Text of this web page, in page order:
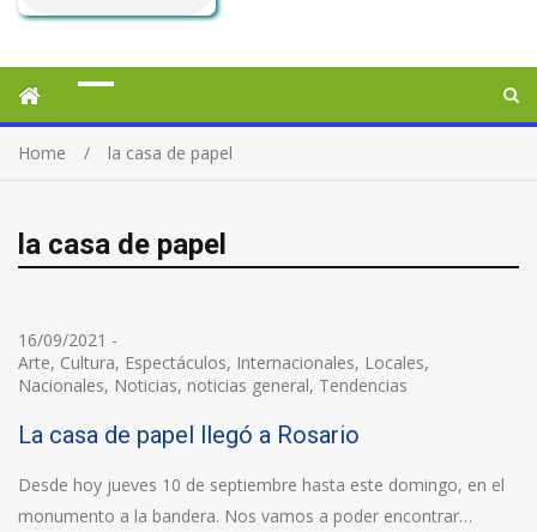
Home la casa de papel
la casa de papel
16/09/2021 -
Arte, Cultura, Espectáculos, Internacionales, Locales,
Nacionales, Noticias, noticias general, Tendencias
La casa de papel llegó a Rosario
Desde hoy jueves 10 de septiembre hasta este domingo, en el
monumento a la bandera. Nos vamos a poder encontrar…